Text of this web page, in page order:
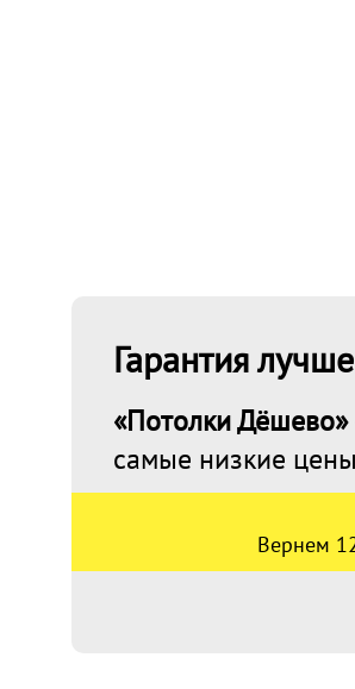
Гарантия
«Потолки Дёшево»
самые низкие
Вернем